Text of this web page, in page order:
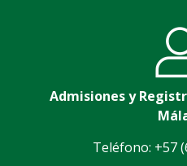
Admisiones y
Teléfono: +57